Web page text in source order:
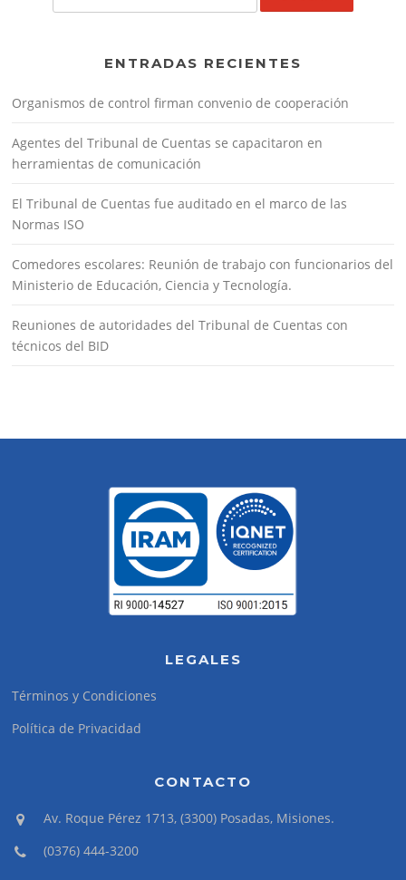
ENTRADAS RECIENTES
Organismos de control firman convenio de cooperación
Agentes del Tribunal de Cuentas se capacitaron en
herramientas de comunicación
El Tribunal de Cuentas fue auditado en el marco de las
Normas ISO
Comedores escolares: Reunión de trabajo con funcionarios del
Ministerio de Educación, Ciencia y Tecnología.
Reuniones de autoridades del Tribunal de Cuentas con
técnicos del BID
LEGALES
Términos y Condiciones
Política de Privacidad
CONTACTO
Av. Roque Pérez 1713, (3300) Posadas, Misiones.
(0376) 444-3200